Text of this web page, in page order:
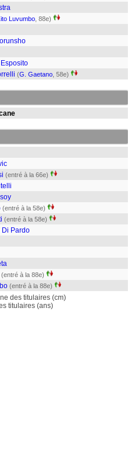
Luvumbo , 88e)
(G. Gaetano , 58e)
(entré à la 66e)
(entré à la 58e)
(entré à la 58e)
Di Pardo
(entré à la 88e)
(entré à la 88e)
des titulaires (cm)
titulaires (ans)